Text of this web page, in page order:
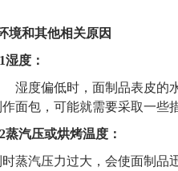
境和其他相关原因
湿度：
湿度偏低时，面制品表皮的
作面包，可能就需要采取一些
蒸汽压或烘烤温度：
蒸汽压力过大，会使面制品